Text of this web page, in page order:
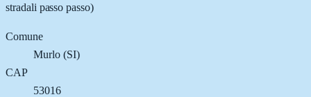
stradali passo passo)
Comune
Murlo(SI)
CAP
53016